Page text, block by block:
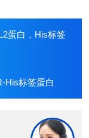
蛋白，His标签
His标签蛋白